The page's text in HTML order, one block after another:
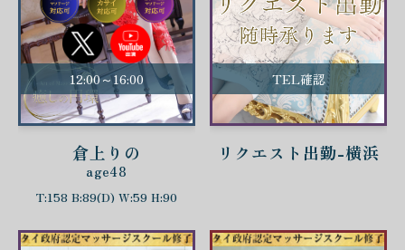
12:00～16:00
倉上りの
age48
T:158 B:89(D) W:59 H:90
TEL確認
リクエスト出勤-横浜